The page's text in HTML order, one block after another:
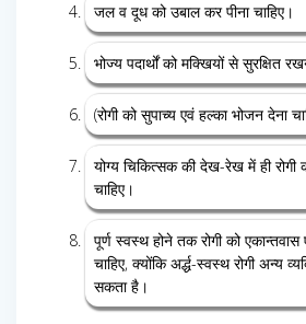
जल व दूध को उबाल कर पीना चाहिए।
भोज्य पदार्थों को मक्खियों से सुरक्षित
(रोगी को सुपाच्य एवं हल्का भोजन देना
योग्य चिकित्सक की देख-रेख में ही रोगी
चाहिए।
पूर्ण स्वस्थ होने तक रोगी को एकान्तवास
चाहिए, क्योंकि अर्द्ध-स्वस्थ रोगी अन्य
सकता है।